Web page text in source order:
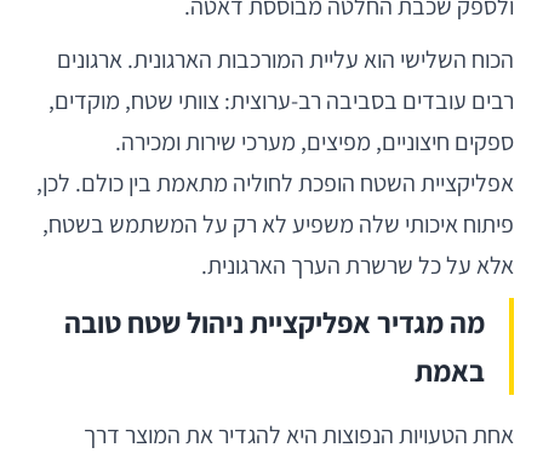
ולספק שכבת החלטה מבוססת דאטה.
הכוח השלישי הוא עליית המורכבות הארגונית. ארגונים
רבים עובדים בסביבה רב-ערוצית: צוותי שטח, מוקדים,
ספקים חיצוניים, מפיצים, מערכי שירות ומכירה.
אפליקציית השטח הופכת לחוליה מתאמת בין כולם. לכן,
פיתוח איכותי שלה משפיע לא רק על המשתמש בשטח,
אלא על כל שרשרת הערך הארגונית.
מה מגדיר אפליקציית ניהול שטח טובה
באמת
אחת הטעויות הנפוצות היא להגדיר את המוצר דרך